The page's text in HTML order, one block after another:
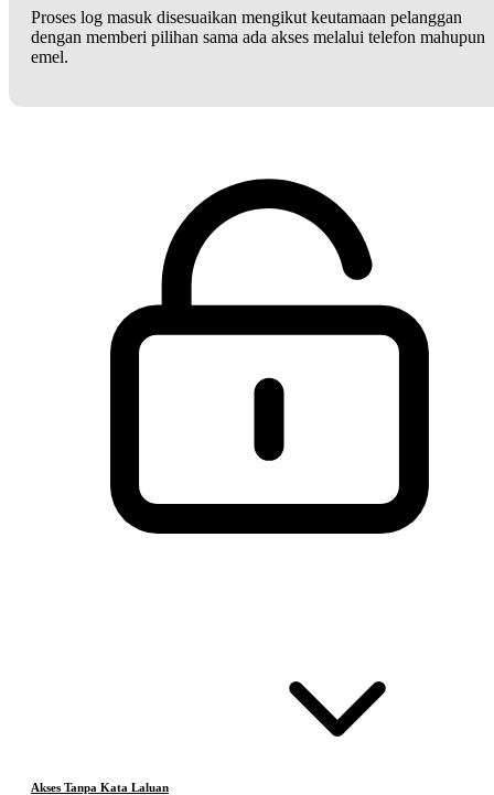
Proses log masuk disesuaikan mengikut keutamaan pelanggan
dengan memberi pilihan sama ada akses melalui telefon mahupun
emel.
Akses Tanpa Kata Laluan